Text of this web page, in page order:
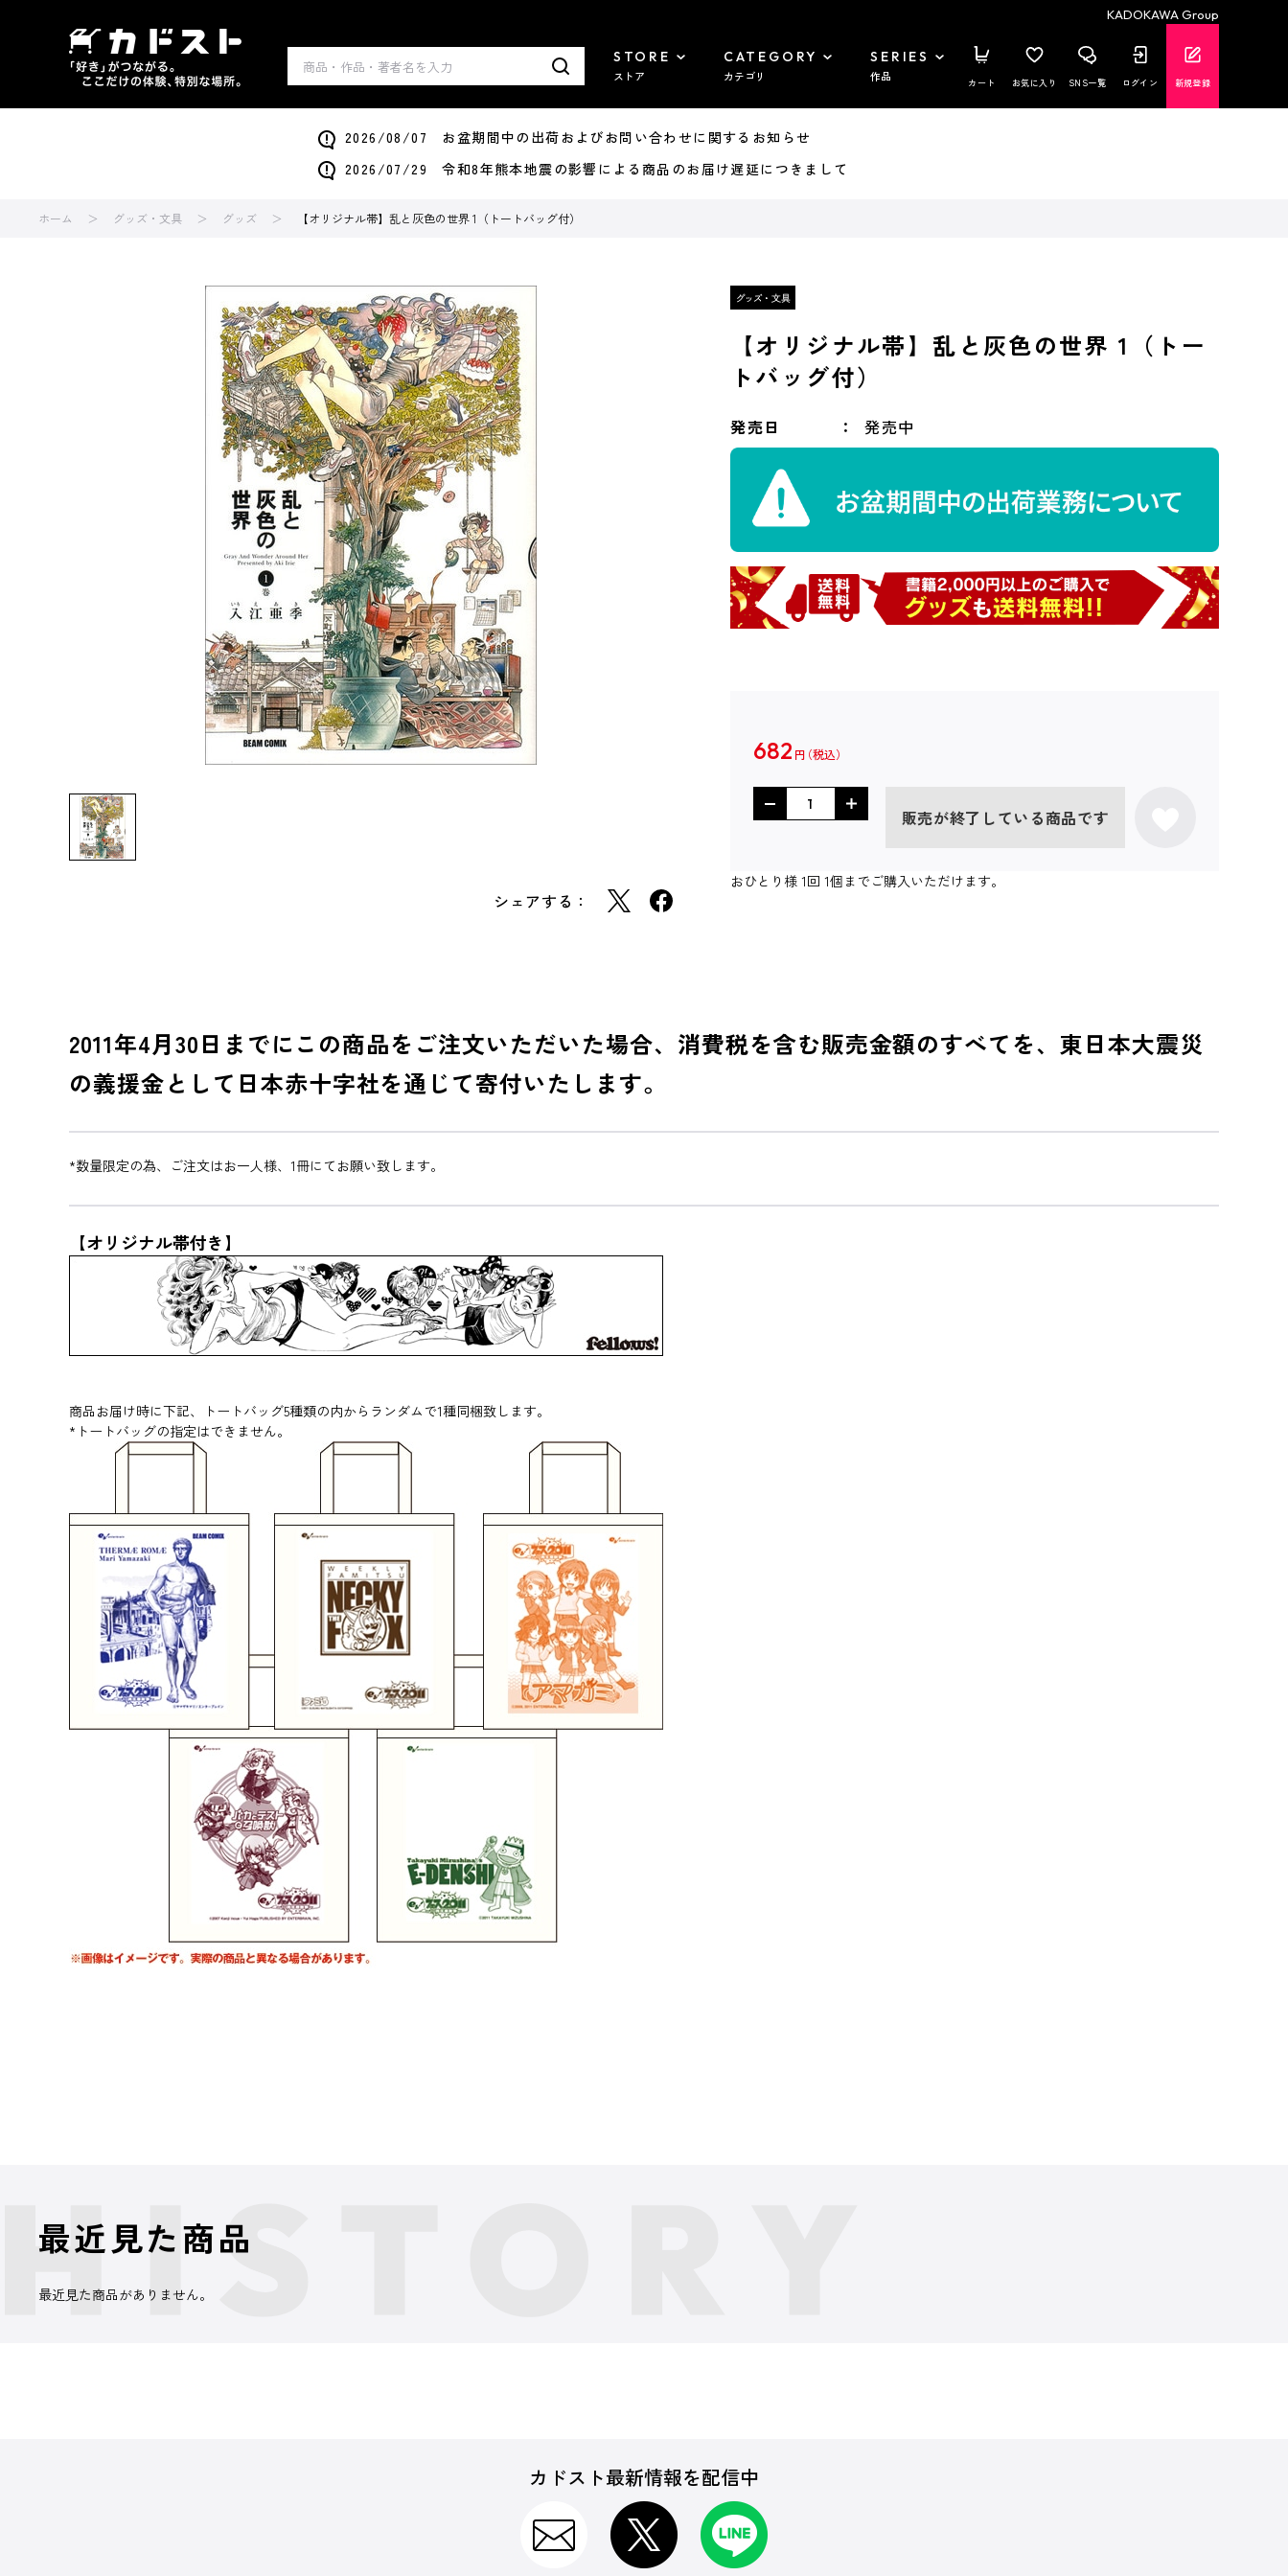
KADOKAWA Group
STORE
ストア
CATEGORY
カテゴリ
SERIES
作品 カート お気に入り SNS一覧 ログイン 新規登録
2026/08/07 お盆期間中の出荷およびお問い合わせに関するお知らせ
2026/07/29 令和8年熊本地震の影響による商品のお届け遅延につきまして
ホーム グッズ・文具 グッズ 【オリジナル帯】乱と灰色の世界 1（トートバッグ付）
シェアする：
【オリジナル帯】乱と灰色の世界 1（トー
トバッグ付）
発売日 発売中
682 円
販売が終了している商品です
おひとり様 1回 1個までご購入いただけます。
2011年4月30日までにこの商品をご注文いただいた場合、消費税を含む販売金額のすべてを、東日本大震災
の義援金として日本赤十字社を通じて寄付いたします。
*数量限定の為、ご注文はお一人様、1冊にてお願い致します。
【オリジナル帯付き】
商品お届け時に下記、トートバッグ5種類の内からランダムで1種同梱致します。
*トートバッグの指定はできません。
最近見た商品
最近見た商品がありません。
カドスト最新情報を配信中